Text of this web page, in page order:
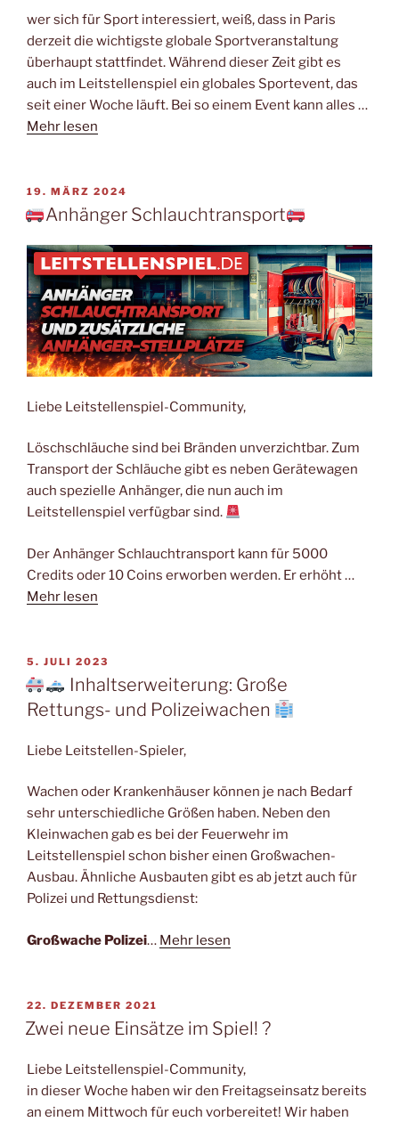
wer sich für Sport interessiert, weiß, dass in Paris
derzeit die wichtigste globale Sportveranstaltung
überhaupt stattfindet. Während dieser Zeit gibt es
auch im Leitstellenspiel ein globales Sportevent, das
seit einer Woche läuft. Bei so einem Event kann alles …
Mehr lesen
VERÖFFENTLICHT
AM
19. MÄRZ 2024
Anhänger Schlauchtransport
Liebe Leitstellenspiel-Community,
Löschschläuche sind bei Bränden unverzichtbar. Zum
Transport der Schläuche gibt es neben Gerätewagen
auch spezielle Anhänger, die nun auch im
Leitstellenspiel verfügbar sind.
Der Anhänger Schlauchtransport kann für 5000
Credits oder 10 Coins erworben werden. Er erhöht …
Mehr lesen
VERÖFFENTLICHT
AM
5. JULI 2023
Inhaltserweiterung: Große
Rettungs- und Polizeiwachen
Liebe Leitstellen-Spieler,
Wachen oder Krankenhäuser können je nach Bedarf
sehr unterschiedliche Größen haben. Neben den
Kleinwachen gab es bei der Feuerwehr im
Leitstellenspiel schon bisher einen Großwachen-
Ausbau. Ähnliche Ausbauten gibt es ab jetzt auch für
Polizei und Rettungsdienst:
Großwache Polizei… Mehr lesen
VERÖFFENTLICHT
AM
22. DEZEMBER 2021
Zwei neue Einsätze im Spiel! ?
Liebe Leitstellenspiel-Community,
in dieser Woche haben wir den Freitagseinsatz bereits
an einem Mittwoch für euch vorbereitet! Wir haben